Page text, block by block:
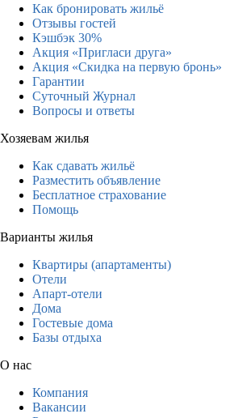
Как бронировать жильё
Отзывы гостей
Кэшбэк 30%
Акция «Пригласи друга»
Акция «Скидка на первую бронь»
Гарантии
Суточный Журнал
Вопросы и ответы
Хозяевам жилья
Как сдавать жильё
Разместить объявление
Бесплатное страхование
Помощь
Варианты жилья
Квартиры (апартаменты)
Отели
Апарт-отели
Дома
Гостевые дома
Базы отдыха
О нас
Компания
Вакансии